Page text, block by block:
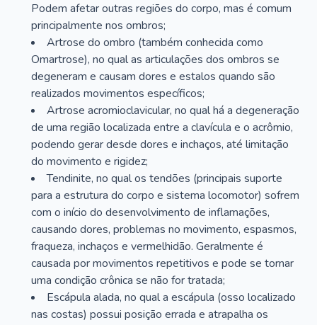
Podem afetar outras regiões do corpo, mas é comum
principalmente nos ombros;
Artrose do ombro (também conhecida como
Omartrose), no qual as articulações dos ombros se
degeneram e causam dores e estalos quando são
realizados movimentos específicos;
Artrose acromioclavicular, no qual há a degeneração
de uma região localizada entre a clavícula e o acrômio,
podendo gerar desde dores e inchaços, até limitação
do movimento e rigidez;
Tendinite, no qual os tendões (principais suporte
para a estrutura do corpo e sistema locomotor) sofrem
com o início do desenvolvimento de inflamações,
causando dores, problemas no movimento, espasmos,
fraqueza, inchaços e vermelhidão. Geralmente é
causada por movimentos repetitivos e pode se tornar
uma condição crônica se não for tratada;
Escápula alada, no qual a escápula (osso localizado
nas costas) possui posição errada e atrapalha os